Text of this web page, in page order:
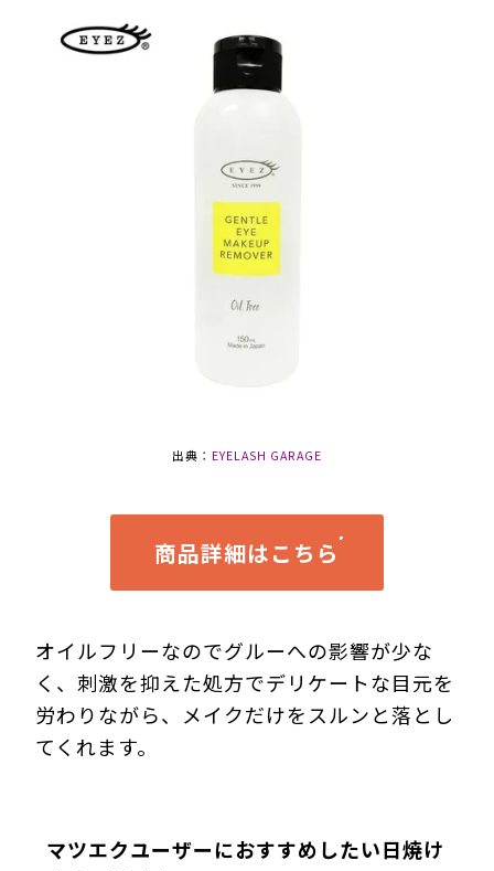
出典： EYELASH GARAGE
商品詳細はこちら
オイルフリーなのでグルーへの影響が少な
く、刺激を抑えた処方でデリケートな目元を
労わりながら、メイクだけをスルンと落とし
てくれます。
マツエクユーザーにおすすめしたい日焼け